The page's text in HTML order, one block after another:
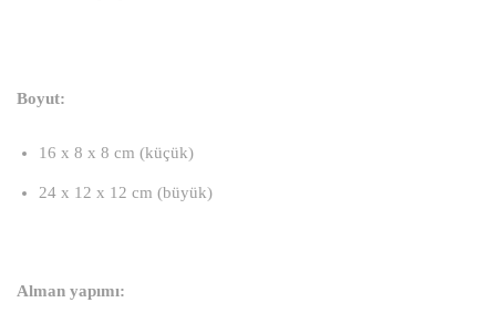
Boyut:
16 x 8 x 8 cm (küçük)
24 x 12 x 12 cm (büyük)
Alman yapımı: